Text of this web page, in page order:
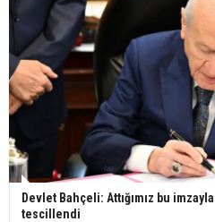
Devlet Bahçeli: Attığımız bu
tescillendi